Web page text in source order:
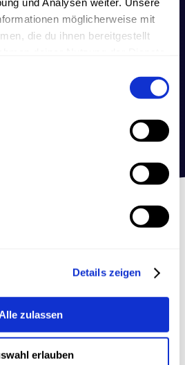
möglicherweise mit
die du ihnen bereitgestellt
Details zeigen
Alle zulassen
erlauben
Profi an deiner